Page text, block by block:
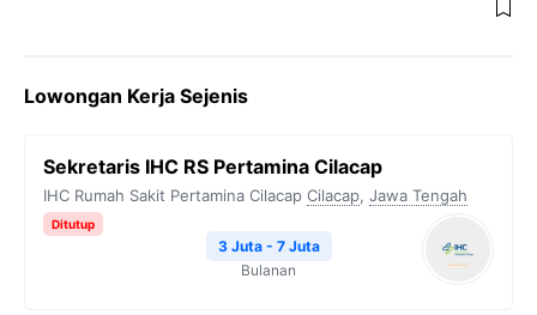
Lowongan Kerja Sejenis
Sekretaris IHC RS Pertamina Cilacap
IHC Rumah Sakit Pertamina Cilacap Cilacap, Jawa Tengah
Ditutup
3 Juta - 7 Juta
Bulanan